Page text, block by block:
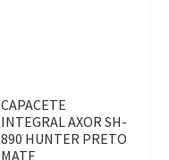
CAPACETE
INTEGRAL AXOR SH-
890 HUNTER PRETO
MATE